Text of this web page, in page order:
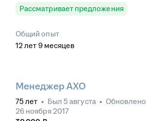
Рассматривает предложения
Общий опыт
12 лет 9 месяцев
Менеджер АХО
75 лет • Был 5 августа • Обновлено
26 ноября 2017